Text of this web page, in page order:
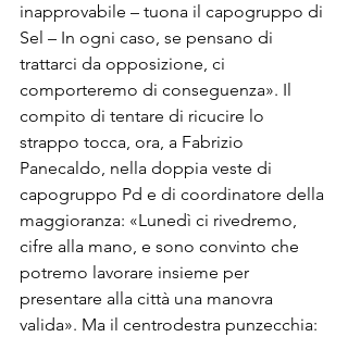
inapprovabile – tuona il capogruppo di
Sel – In ogni caso, se pensano di
trattarci da opposizione, ci
comporteremo di conseguenza». Il
compito di tentare di ricucire lo
strappo tocca, ora, a Fabrizio
Panecaldo, nella doppia veste di
capogruppo Pd e di coordinatore della
maggioranza: «Lunedì ci rivedremo,
cifre alla mano, e sono convinto che
potremo lavorare insieme per
presentare alla città una manovra
valida». Ma il centrodestra punzecchia: